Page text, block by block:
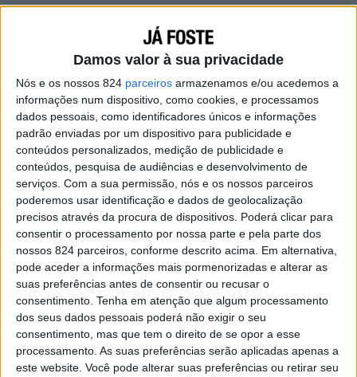
Damos valor à sua privacidade
Nós e os nossos 824 parceiros armazenamos e/ou acedemos a
informações num dispositivo, como cookies, e processamos
dados pessoais, como identificadores únicos e informações
padrão enviadas por um dispositivo para publicidade e
conteúdos personalizados, medição de publicidade e
conteúdos, pesquisa de audiências e desenvolvimento de
serviços. Com a sua permissão, nós e os nossos parceiros
poderemos usar identificação e dados de geolocalização
precisos através da procura de dispositivos. Poderá clicar para
consentir o processamento por nossa parte e pela parte dos
nossos 824 parceiros, conforme descrito acima. Em alternativa,
pode aceder a informações mais pormenorizadas e alterar as
suas preferências antes de consentir ou recusar o
consentimento. Tenha em atenção que algum processamento
dos seus dados pessoais poderá não exigir o seu
consentimento, mas que tem o direito de se opor a esse
processamento. As suas preferências serão aplicadas apenas a
este website. Você pode alterar suas preferências ou retirar seu
Sabes o que te vai acontecer?
Provavelmente tu vais sofrer, e ela um dia vai
apaixonar-se por alguém que lhe dará valor, que
lhe dará carinho, que lhe dará amor e que será
somente dela. Vai ser nesse momento que tu
vais perceber que ela não era tua, que ela era
simplesmente uma mulher apaixonada, e não